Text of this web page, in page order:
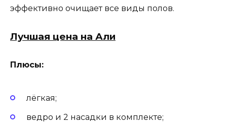
эффективно очищает все виды полов.
Лучшая цена на Али
Плюсы:
лёгкая;
ведро и 2 насадки в комплекте;